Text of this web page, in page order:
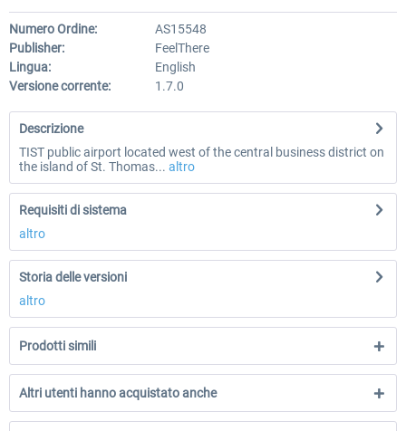
Numero Ordine:
AS15548
Publisher:
FeelThere
Lingua:
English
Versione corrente:
1.7.0
Descrizione
TIST public airport located west of the central business district on
the island of St. Thomas... altro
Requisiti di sistema
altro
Storia delle versioni
altro
Prodotti simili
Altri utenti hanno acquistato anche